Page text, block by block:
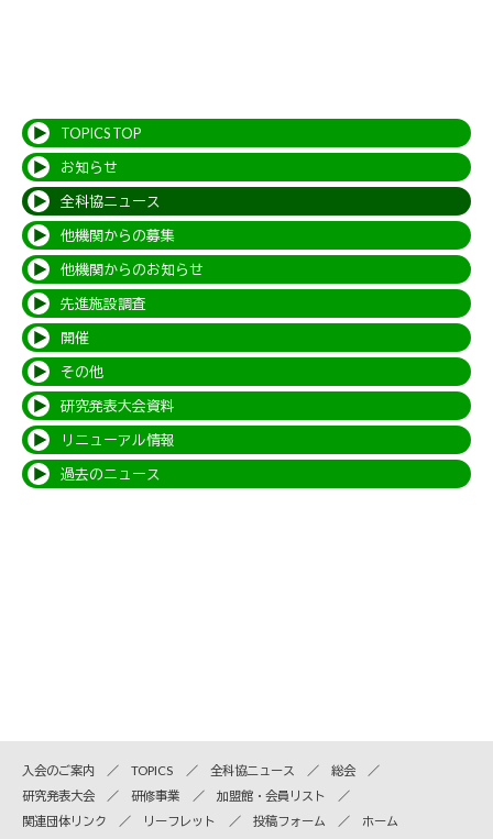
TOPICS TOP
お知らせ
全科協ニュース
他機関からの募集
他機関からのお知らせ
先進施設調査
開催
その他
研究発表大会資料
リニューアル情報
過去のニュース
入会のご案内 TOPICS 全科協ニュース
総会
研究発表大会
研修事業
加盟館・会員リスト
関連団体リンク
リーフレット 投稿フォーム ホーム